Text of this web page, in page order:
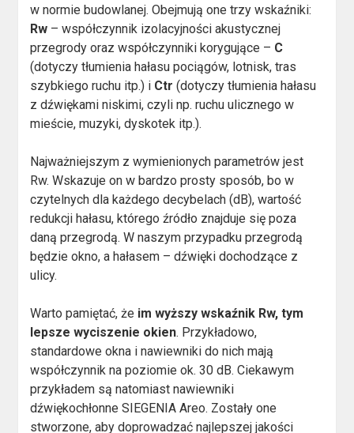
w normie budowlanej. Obejmują one trzy wskaźniki:
Rw – współczynnik izolacyjności akustycznej
przegrody oraz współczynniki korygujące – C
(dotyczy tłumienia hałasu pociągów, lotnisk, tras
szybkiego ruchu itp.) i Ctr(dotyczy tłumienia hałasu
z dźwiękami niskimi, czyli np. ruchu ulicznego w
mieście, muzyki, dyskotek itp.).
Najważniejszym z wymienionych parametrów jest
Rw. Wskazuje on w bardzo prosty sposób, bo w
czytelnych dla każdego decybelach (dB), wartość
redukcji hałasu, którego źródło znajduje się poza
daną przegrodą. W naszym przypadku przegrodą
będzie okno, a hałasem – dźwięki dochodzące z
ulicy.
Warto pamiętać, że im wyższy wskaźnik Rw, tym
lepsze wyciszenie okien. Przykładowo,
standardowe okna i nawiewniki do nich mają
współczynnik na poziomie ok. 30 dB. Ciekawym
przykładem są natomiast nawiewniki
dźwiękochłonne SIEGENIA Areo. Zostały one
stworzone, aby doprowadzać najlepszej jakości